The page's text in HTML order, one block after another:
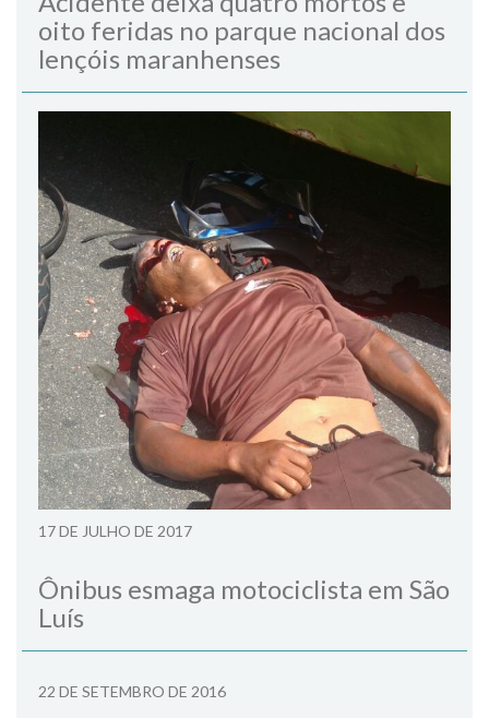
oito feridas no parque nacional dos
lençóis maranhenses
17 DE JULHO DE 2017
Ônibus esmaga motociclista em São
Luís
22 DE SETEMBRO DE 2016